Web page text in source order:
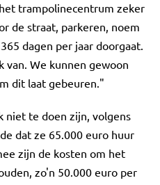
trampolinecentrum zeker
de straat, parkeren, noem
dagen per jaar doorgaat.
van. We kunnen gewoon
dit laat gebeuren."
niet te doen zijn, volgens
dat ze 65.000 euro huur
zijn de kosten om het
zo'n 50.000 euro per